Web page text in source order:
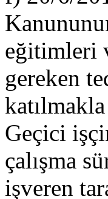
eğitimleri
gereken
Geçici
çalışma
işveren